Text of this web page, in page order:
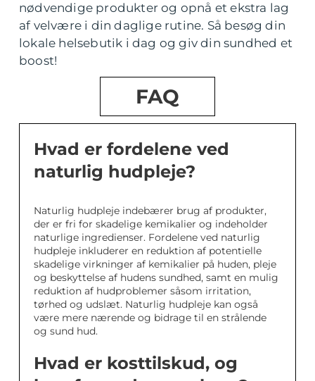
nødvendige produkter og opnå et ekstra lag
af velvære i din daglige rutine. Så besøg din
lokale helsebutik i dag og giv din sundhed et
boost!
FAQ
Hvad er fordelene ved
naturlig hudpleje?
Naturlig hudpleje indebærer brug af produkter,
der er fri for skadelige kemikalier og indeholder
naturlige ingredienser. Fordelene ved naturlig
hudpleje inkluderer en reduktion af potentielle
skadelige virkninger af kemikalier på huden, pleje
og beskyttelse af hudens sundhed, samt en mulig
reduktion af hudproblemer såsom irritation,
tørhed og udslæt. Naturlig hudpleje kan også
være mere nærende og bidrage til en strålende
og sund hud.
Hvad er kosttilskud, og